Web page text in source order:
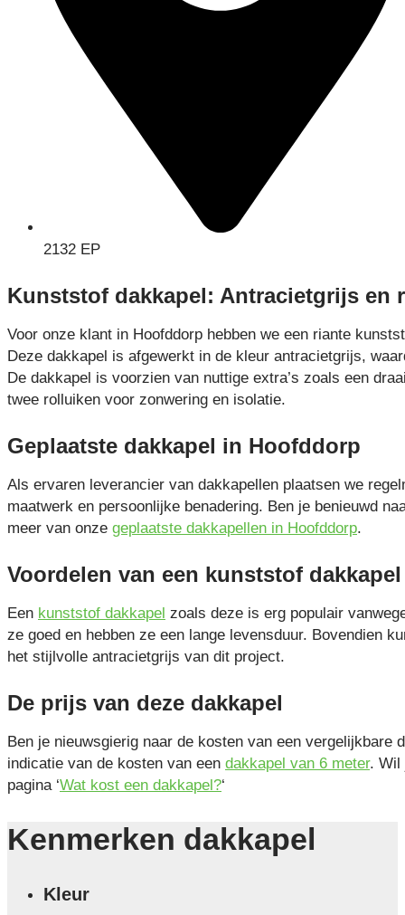
2132 EP
Kunststof dakkapel: Antracietgrijs en
Voor onze klant in Hoofddorp hebben we een riante
Deze dakkapel is afgewerkt in de kleur antracietgrijs,
De dakkapel is voorzien van nuttige extra’s zoals een
twee rolluiken voor zonwering en isolatie.
Geplaatste dakkapel in Hoofddorp
Als ervaren leverancier van dakkapellen plaatsen we
maatwerk en persoonlijke benadering. Ben je benieuwd
meer van onze geplaatste dakkapellen in Hoofddorp.
Voordelen van een kunststof dakkapel
Een kunststof dakkapel zoals deze is erg populair
ze goed en hebben ze een lange levensduur. Bovendien
het stijlvolle antracietgrijs van dit project.
De prijs van deze dakkapel
Ben je nieuwsgierig naar de kosten van een vergelijkbare
indicatie van de kosten van een dakkapel van 6 meter. Wil
pagina ‘Wat kost een dakkapel?‘
Kenmerken dakkapel
Kleur